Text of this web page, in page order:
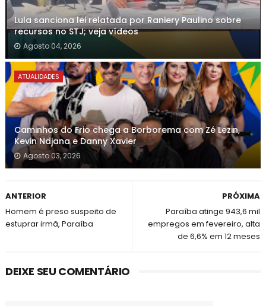
Lula sanciona lei relatada por Raniery Paulino sobre
recursos no STJ; veja vídeos
Agosto 04, 2026
ATUALIDADES
Caminhos do Frio chega a Borborema com Zé Lezin,
Kevin Ndjana e Danny Xavier
Agosto 03, 2026
PRÓXIMA
Paraíba atinge 943,6 mil
empregos em fevereiro, alta
de 6,6% em 12 meses
ANTERIOR
Homem é preso suspeito de
estuprar irmã, Paraíba
DEIXE SEU COMENTÁRIO